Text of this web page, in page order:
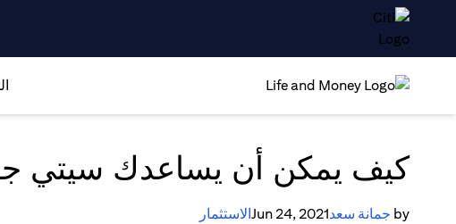
كيف يمكن أن يساعدك سيتي
by جمانة سعدJun 24, 2021الاستثمار